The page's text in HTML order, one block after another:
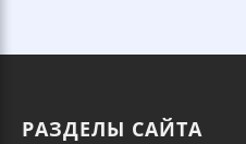
РАЗДЕЛЫ САЙТА